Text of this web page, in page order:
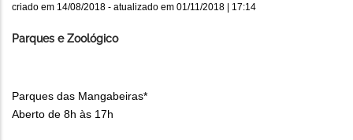
criado em 14/08/2018 - atualizado em 01/11/2018 | 17:14
Parques e Zoológico
Parques das Mangabeiras*
Aberto de 8h às 17h